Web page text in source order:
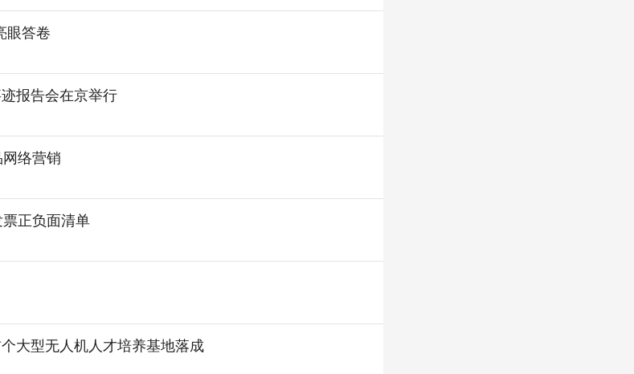
眼答卷
报告会在京举行
络营销
正负面清单
大型无人机人才培养基地落成